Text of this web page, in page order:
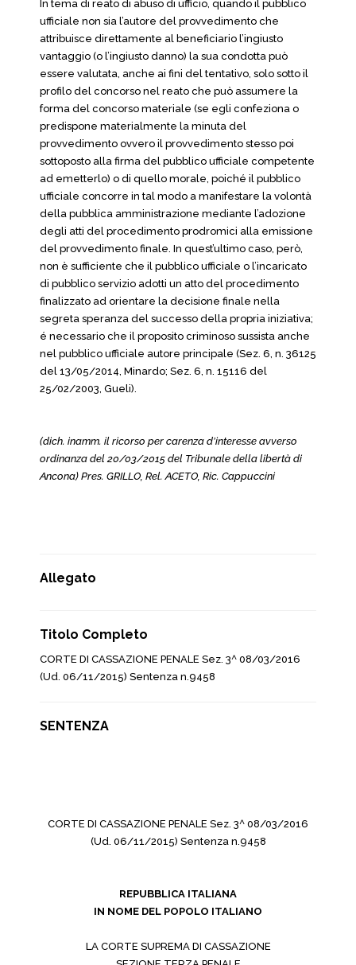
In tema di reato di abuso di ufficio, quando il pubblico
ufficiale non sia l’autore del provvedimento che
attribuisce direttamente al beneficiario l’ingiusto
vantaggio (o l’ingiusto danno) la sua condotta può
essere valutata, anche ai fini del tentativo, solo sotto il
profilo del concorso nel reato che può assumere la
forma del concorso materiale (se egli confeziona o
predispone materialmente la minuta del
provvedimento ovvero il provvedimento stesso poi
sottoposto alla firma del pubblico ufficiale competente
ad emetterlo) o di quello morale, poiché il pubblico
ufficiale concorre in tal modo a manifestare la volontà
della pubblica amministrazione mediante l’adozione
degli atti del procedimento prodromici alla emissione
del provvedimento finale. In quest’ultimo caso, però,
non è sufficiente che il pubblico ufficiale o l’incaricato
di pubblico servizio adotti un atto del procedimento
finalizzato ad orientare la decisione finale nella
segreta speranza del successo della propria iniziativa;
é necessario che il proposito criminoso sussista anche
nel pubblico ufficiale autore principale (Sez. 6, n. 36125
del 13/05/2014, Minardo; Sez. 6, n. 15116 del
25/02/2003, Gueli).
(dich. inamm. il ricorso per carenza d’interesse avverso
ordinanza del 20/03/2015 del Tribunale della libertà di
Ancona) Pres. GRILLO, Rel. ACETO, Ric. Cappuccini
Allegato
Titolo Completo
CORTE DI CASSAZIONE PENALE Sez. 3^ 08/03/2016
(Ud. 06/11/2015) Sentenza n.9458
SENTENZA
CORTE DI CASSAZIONE PENALE Sez. 3^ 08/03/2016
(Ud. 06/11/2015) Sentenza n.9458
REPUBBLICA ITALIANA
IN NOME DEL POPOLO ITALIANO
LA CORTE SUPREMA DI CASSAZIONE